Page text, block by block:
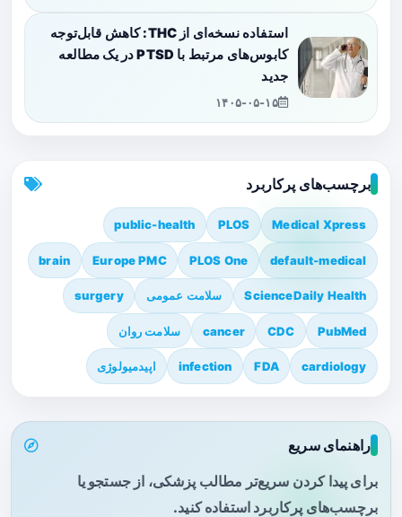
استفاده نسخه‌ای از THC: کاهش قابل‌توجه
کابوس‌های مرتبط با PTSD در یک مطالعه
جدید
۱۴۰۵-۰۵-۱۵
برچسب‌های پرکاربرد
Medical Xpress
PLOS
public-health
default-medical
PLOS One
Europe PMC
brain
ScienceDaily Health سلامت عمومی surgery
PubMed
CDC
cancer سلامت روان
cardiology
FDA
infection اپیدمیولوژی
راهنمای سریع
برای پیدا کردن سریع‌تر مطالب پزشکی، از جستجو یا
برچسب‌های پرکاربرد استفاده کنید.